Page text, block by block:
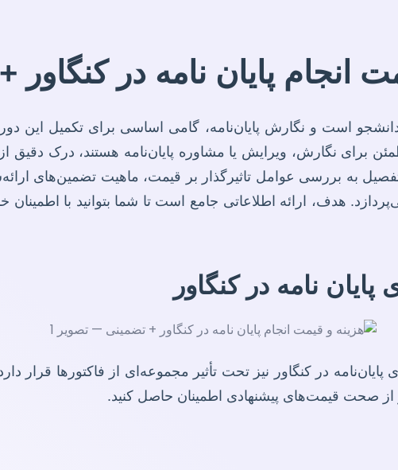
انجام پایان نامه در کنگاور
است و نگارش پایان‌نامه، گامی اساسی برای تکمیل این
نگارش، ویرایش یا مشاوره پایان‌نامه هستند، درک دقیق از
به بررسی عوامل تاثیرگذار بر قیمت، ماهیت تضمین‌های
هدف، ارائه اطلاعاتی جامع است تا شما بتوانید با اطمینان
نامه در کنگاور
در کنگاور نیز تحت تأثیر مجموعه‌ای از فاکتورها
و از صحت قیمت‌های پیشنهادی اطمینان حاصل کنید.